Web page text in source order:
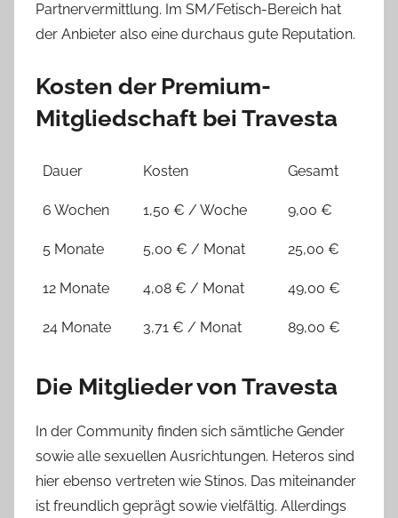
Partnervermittlung. Im SM/Fetisch-Bereich hat
der Anbieter also eine durchaus gute Reputation.
Kosten der Premium-
Mitgliedschaft bei Travesta
Dauer Kosten Gesamt
6 Wochen 1,50 € / Woche 9,00 €
5 Monate 5,00 € / Monat 25,00 €
12 Monate 4,08 € / Monat 49,00 €
24 Monate 3,71 € / Monat 89,00 €
Die Mitglieder von Travesta
In der Community finden sich sämtliche Gender
sowie alle sexuellen Ausrichtungen. Heteros sind
hier ebenso vertreten wie Stinos. Das miteinander
ist freundlich geprägt sowie vielfältig. Allerdings